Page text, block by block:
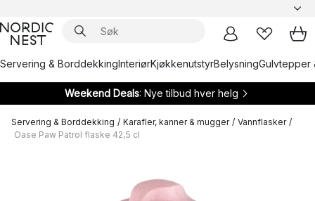
Servering & BorddekkingInteriørKjøkkenutstyrBelysningGulvtepper
Weekend Deals: Nye tilbud hver helg
Servering & Borddekking / Karafler, kanner & mugger / Vannflasker /
Oase Paw Patrol flaske 42,5 cl